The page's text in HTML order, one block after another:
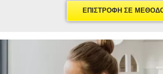
ΕΠΙΣΤΡΟΦΗ ΣΕ